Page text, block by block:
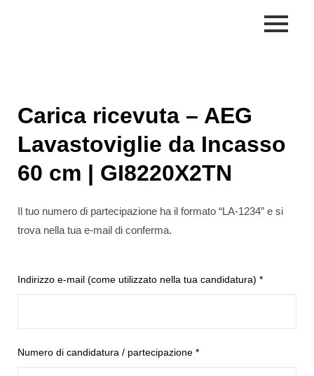
Carica ricevuta – AEG
Lavastoviglie da Incasso
60 cm | GI8220X2TN
Il tuo numero di partecipazione ha il formato “LA-1234” e si
trova nella tua e-mail di conferma.
Indirizzo e-mail (come utilizzato nella tua candidatura) *
Numero di candidatura / partecipazione *